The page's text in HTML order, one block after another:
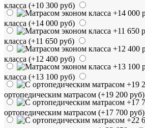
класса (+10 300 руб)
класса (+14 000 руб)
класса (+11 650 руб)
класса (+12 400 руб)
класса (+13 100 руб)
ортопедическим матрасом (+19 200 руб)
ортопедическим матрасом (+17 700 руб)